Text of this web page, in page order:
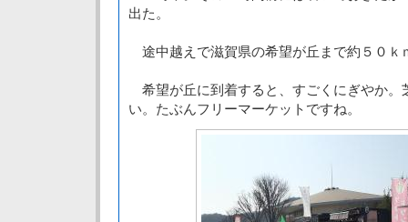
出た。
途中越えで滋賀県の希望が丘まで約５０ｋ
希望が丘に到着すると、すごくにぎやか。
い。たぶんフリーマーケットですね。